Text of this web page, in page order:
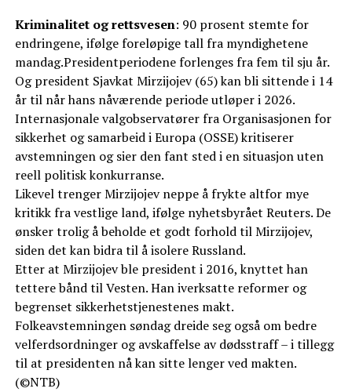
Kriminalitet og rettsvesen: 90 prosent stemte for
endringene, ifølge foreløpige tall fra myndighetene
mandag.Presidentperiodene forlenges fra fem til sju år.
Og president Sjavkat Mirzijojev (65) kan bli sittende i 14
år til når hans nåværende periode utløper i 2026.
Internasjonale valgobservatører fra Organisasjonen for
sikkerhet og samarbeid i Europa (OSSE) kritiserer
avstemningen og sier den fant sted i en situasjon uten
reell politisk konkurranse.
Likevel trenger Mirzijojev neppe å frykte altfor mye
kritikk fra vestlige land, ifølge nyhetsbyrået Reuters. De
ønsker trolig å beholde et godt forhold til Mirzijojev,
siden det kan bidra til å isolere Russland.
Etter at Mirzijojev ble president i 2016, knyttet han
tettere bånd til Vesten. Han iverksatte reformer og
begrenset sikkerhetstjenestenes makt.
Folkeavstemningen søndag dreide seg også om bedre
velferdsordninger og avskaffelse av dødsstraff – i tillegg
til at presidenten nå kan sitte lenger ved makten.
(©NTB)